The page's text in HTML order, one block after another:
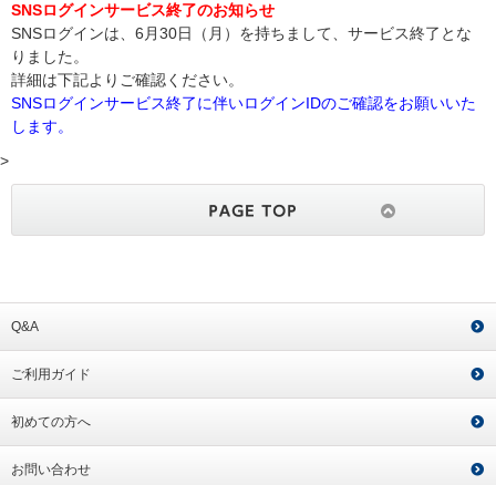
SNSログインサービス終了のお知らせ
SNSログインは、6月30日（月）を持ちまして、サービス終了とな
りました。
詳細は下記よりご確認ください。
SNSログインサービス終了に伴いログインIDのご確認をお願いいた
します。
>
Q&A
ご利用ガイド
初めての方へ
お問い合わせ